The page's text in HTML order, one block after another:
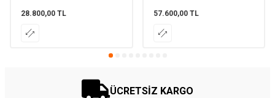
28.800,00 TL 57.600,00TL
ÜCRETSİZ KARGO